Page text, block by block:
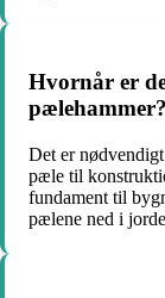
Hvornår er
pælehammer?
Det er
pæle til
fundament til
pælene ned i